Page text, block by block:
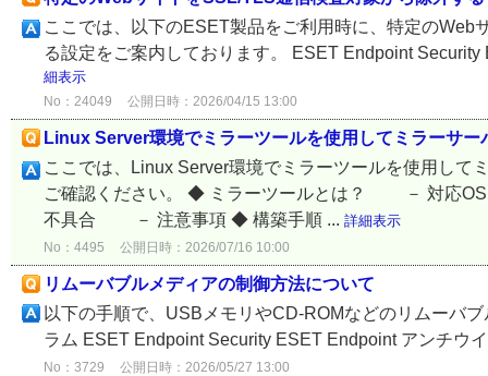
ここでは、以下のESET製品をご利用時に、特定の
る設定をご案内しております。 ESET Endpoint
細表示
No：24049 公開日時：2026/04/15 13:00
Linux Server環境でミラーツールを使用してミラーサー
ここでは、Linux Server環境でミラーツールを使用して
ご確認ください。 ◆ ミラーツールとは？ － 対応
不具合 － 注意事項 ◆ 構築手順 ... 詳細表示
No：4495 公開日時：2026/07/16 10:00
リムーバブルメディアの制御方法について
以下の手順で、USBメモリやCD-ROMなどのリムーバ
ラム ESET Endpoint Security ESET Endpoint アンチウ
No：3729 公開日時：2026/05/27 13:00